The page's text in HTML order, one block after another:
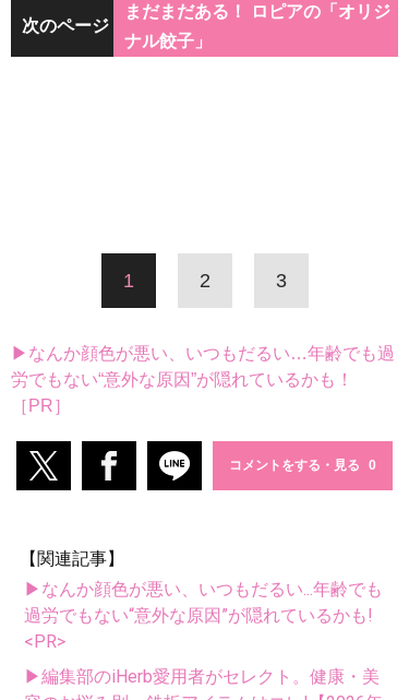
次のページ
まだまだある！ ロピアの「オリジ
ナル餃子」
1 2 3
▶なんか顔色が悪い、いつもだるい…年齢でも過
労でもない“意外な原因”が隠れているかも！
［PR］
コメントをする・見る
【関連記事】
▶なんか顔色が悪い、いつもだるい...年齢でも
過労でもない“意外な原因”が隠れているかも!
<PR>
▶編集部のiHerb愛用者がセレクト。健康・美